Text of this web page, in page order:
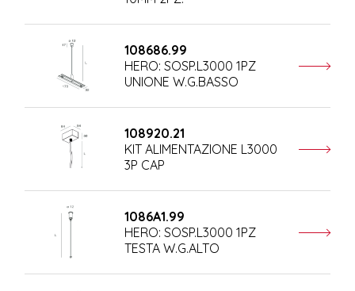
108686.99
HERO: SOSP.L3000 1PZ
UNIONE W.G.BASSO
108920.21
KIT ALIMENTAZIONE L3000
3P CAP
1086A1.99
HERO: SOSP.L3000 1PZ
TESTA W.G.ALTO